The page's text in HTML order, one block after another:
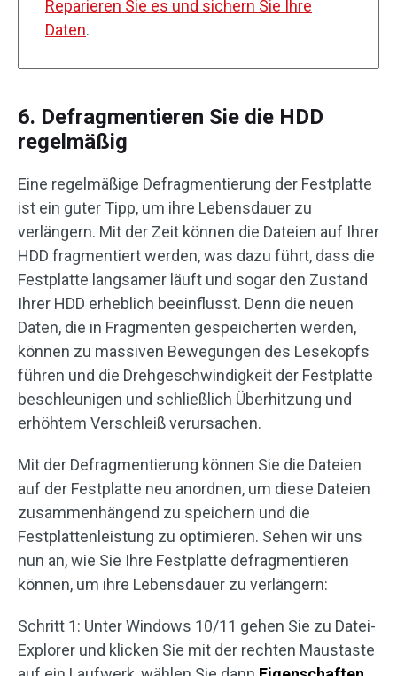
Reparieren Sie es und sichern Sie Ihre
Daten.
6. Defragmentieren Sie die HDD
regelmäßig
Eine regelmäßige Defragmentierung der Festplatte
ist ein guter Tipp, um ihre Lebensdauer zu
verlängern. Mit der Zeit können die Dateien auf Ihrer
HDD fragmentiert werden, was dazu führt, dass die
Festplatte langsamer läuft und sogar den Zustand
Ihrer HDD erheblich beeinflusst. Denn die neuen
Daten, die in Fragmenten gespeicherten werden,
können zu massiven Bewegungen des Lesekopfs
führen und die Drehgeschwindigkeit der Festplatte
beschleunigen und schließlich Überhitzung und
erhöhtem Verschleiß verursachen.
Mit der Defragmentierung können Sie die Dateien
auf der Festplatte neu anordnen, um diese Dateien
zusammenhängend zu speichern und die
Festplattenleistung zu optimieren. Sehen wir uns
nun an, wie Sie Ihre Festplatte defragmentieren
können, um ihre Lebensdauer zu verlängern:
Schritt 1: Unter Windows 10/11 gehen Sie zu Datei-
Explorer und klicken Sie mit der rechten Maustaste